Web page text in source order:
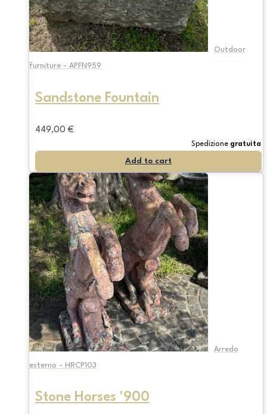
Outdoor
furniture - APFN959
Sandstone Fountain
449,00 €
Spedizione gratuita
Add to cart
Arredo
esterno - HRCP103
Stone Horses '900